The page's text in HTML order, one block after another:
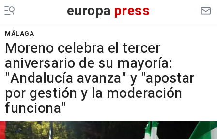
europa press
MÁLAGA
Moreno celebra el tercer
aniversario de su mayoría:
"Andalucía avanza" y "apostar
por gestión y la moderación
funciona"